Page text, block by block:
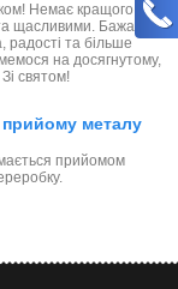
Немає кращого
щасливими. Бажаємо
радості та більше
на досягнутому,
святом!
прийому металу
прийомом